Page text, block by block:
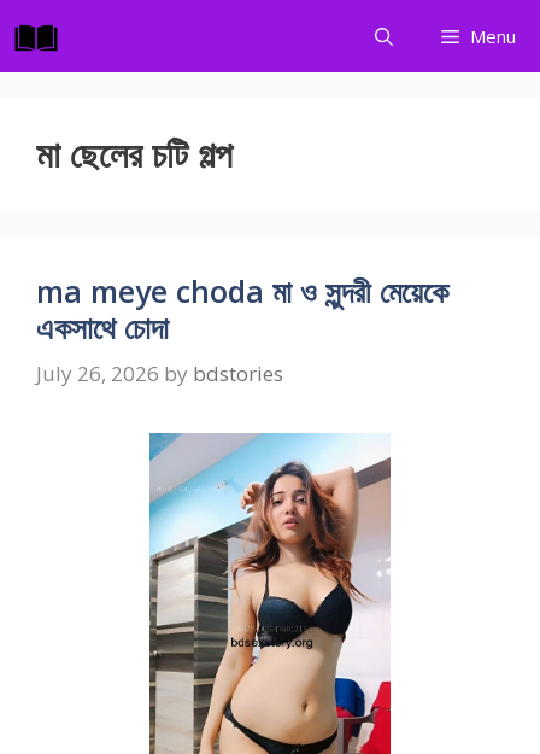
to
content
Menu
মা ছেলের চটি গল্প
ma meye choda মা ও সুন্দরী মেয়েকে
একসাথে চোদা
July 26, 2026 by bdstories